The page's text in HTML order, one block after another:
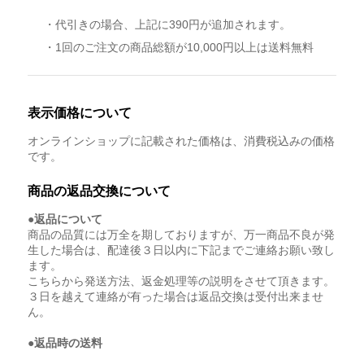
・代引きの場合、上記に390円が追加されます。
・1回のご注文の商品総額が10,000円以上は送料無料
表示価格について
オンラインショップに記載された価格は、消費税込みの価格
です。
商品の返品交換について
●返品について
商品の品質には万全を期しておりますが、万一商品不良が発
生した場合は、配達後３日以内に下記までご連絡お願い致し
ます。
こちらから発送方法、返金処理等の説明をさせて頂きます。
３日を越えて連絡が有った場合は返品交換は受付出来ませ
ん。
●返品時の送料